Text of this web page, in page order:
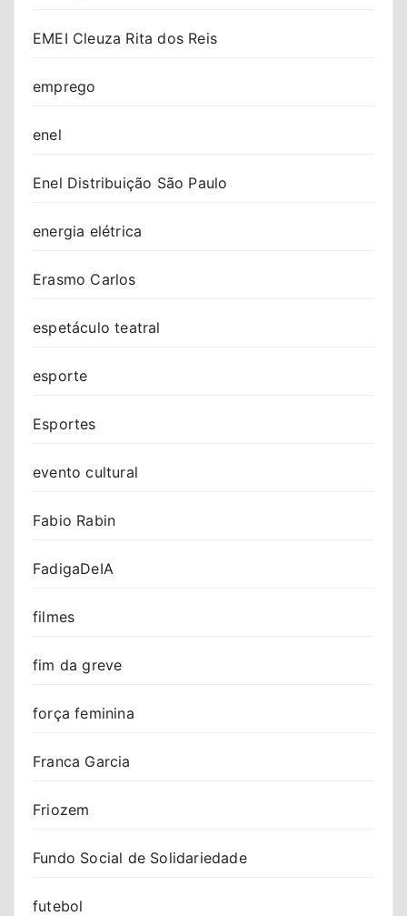
EMEI Cleuza Rita dos Reis
emprego
enel
Enel Distribuição São Paulo
energia elétrica
Erasmo Carlos
espetáculo teatral
esporte
Esportes
evento cultural
Fabio Rabin
FadigaDeIA
filmes
fim da greve
força feminina
Franca Garcia
Friozem
Fundo Social de Solidariedade
futebol